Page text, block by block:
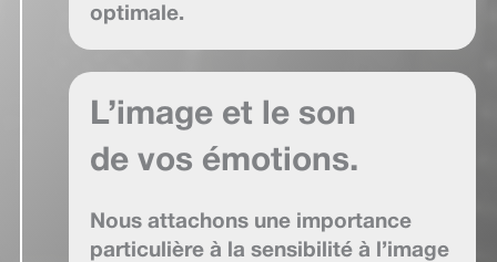
optimale.
L’image et le son
de vos émotions.
Nous attachons une importance
particulière à la sensibilité à l’image